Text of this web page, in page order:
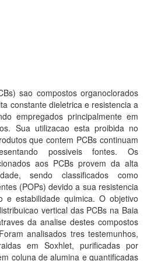
sao compostos organoclorados
constante dieletrica e resistencia a
empregados principalmente em
Sua utilizacao esta proibida no
que contem PCBs continuam
possiveis fontes. Os
aos PCBs provem da alta
sendo classificados como
(POPs) devido a sua resistencia
e estabilidade quimica. O objetivo
vertical das PCBs na Baia
da analise destes compostos
analisados tres testemunhos,
em Soxhlet, purificadas por
coluna de alumina e quantificadas